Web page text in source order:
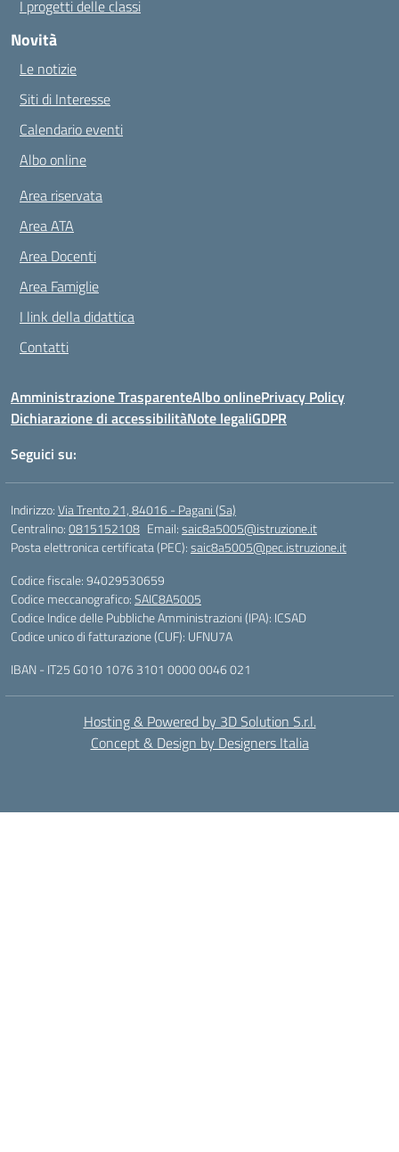
I progetti delle classi
Novità
Le notizie
Siti di Interesse
Calendario eventi
Albo online
Area riservata
Area ATA
Area Docenti
Area Famiglie
I link della didattica
Contatti
Amministrazione TrasparenteAlbo onlinePrivacy Policy
Dichiarazione di accessibilitàNote legaliGDPR
Seguici su:
Indirizzo:Via Trento 21, 84016 - Pagani (Sa)
Centralino:0815152108 Email:saic8a5005@istruzione.it
Posta elettronica certificata (PEC):saic8a5005@pec.istruzione.it
Codice fiscale: 94029530659
Codice meccanografico:SAIC8A5005
Codice Indice delle Pubbliche Amministrazioni (IPA): ICSAD
Codice unico di fatturazione (CUF): UFNU7A
IBAN - IT25 G010 1076 3101 0000 0046 021
Hosting & Powered by 3D Solution S.r.l.
Concept & Design by Designers Italia